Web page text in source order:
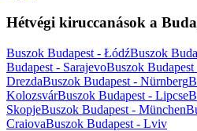
Hétvégi kiruccanások a
Buszok Budapest - ŁódźBuszok
Budapest - SarajevoBuszok
DrezdaBuszok Budapest - Nürnberg
KolozsvárBuszok Budapest - Lipcse
SkopjeBuszok Budapest - München
CraiovaBuszok Budapest - Lviv